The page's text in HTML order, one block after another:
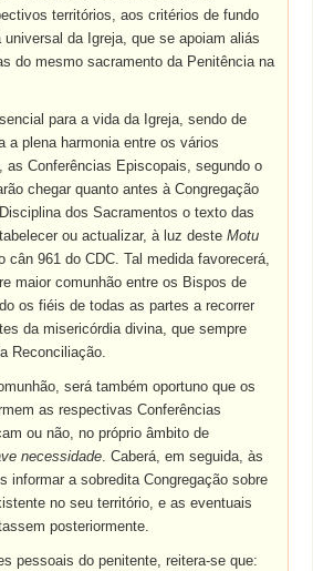
territórios, aos critérios de fundo
da Igreja, que se apoiam aliás
do mesmo sacramento da Penitência na
para a vida da Igreja, sendo de
a plena harmonia entre os vários
as Conferências Episcopais, segundo o
chegar quanto antes à Congregação
dos Sacramentos o texto das
ou actualizar, à luz desteMotu
cân 961 do CDC. Tal medida favorecerá,
maior comunhão entre os Bispos de
os fiéis de todas as partes a recorrer
da misericórdia divina, que sempre
Reconciliação.
será também oportuno que os
as respectivas Conferências
ou não, no próprio âmbito de
necessidade. Caberá, em seguida, às
informar a sobredita Congregação sobre
no seu território, e as eventuais
posteriormente.
pessoais do penitente, reitera-se que: